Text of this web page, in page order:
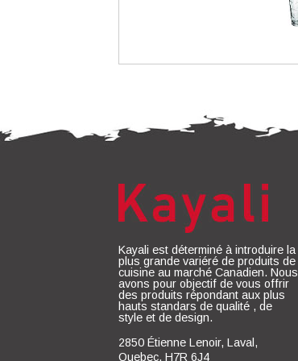
Kayali est déterminé à introduire la
plus grande variéré de produits de
cuisine au marché Canadien. Nous
avons pour objectif de vous offrir
des produits répondant aux plus
hauts standars de qualité , de
style et de design.
2850 Étienne Lenoir, Laval,
Quebec, H7R 6J4